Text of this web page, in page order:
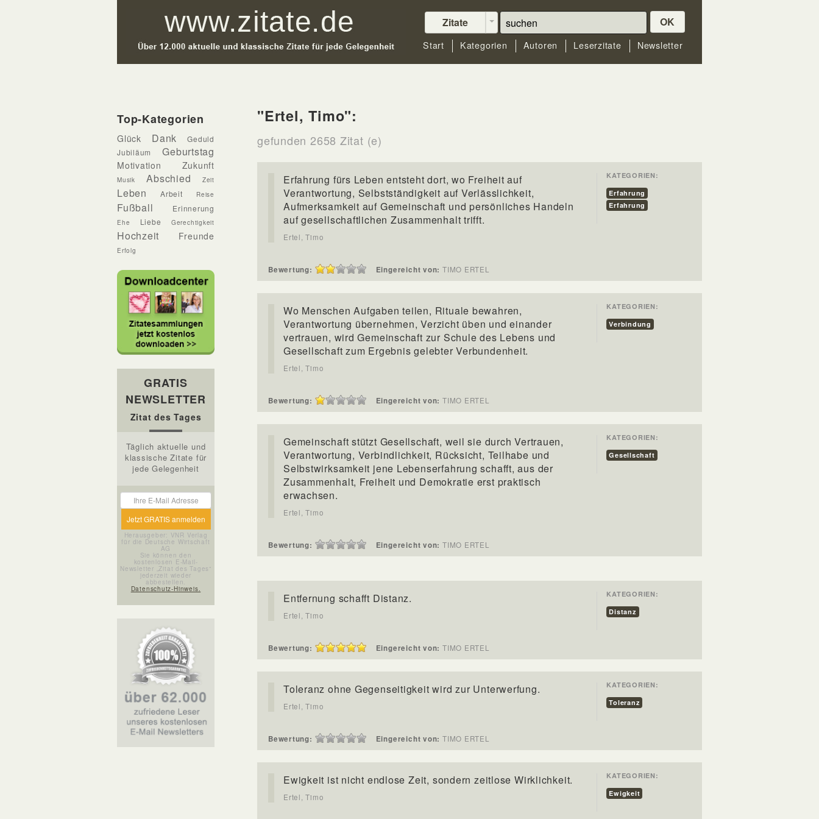
Zitate OK
Start Kategorien Autoren Leserzitate Newsletter
Top-Kategorien
Glück Dank
Geduld
Jubiläum
Geburtstag
Motivation Zukunft
Musik Abschied Zeit
Leben Arbeit Reise
Fußball Erinnerung
Ehe Liebe Gerechtigkeit
Hochzeit Freunde
Erfolg
GRATIS
NEWSLETTER
Zitat des Tages
Täglich aktuelle und
klassische Zitate für
jede Gelegenheit
Herausgeber: VNR Verlag
für die Deutsche Wirtschaft
AG
Sie können den
kostenlosen E-Mail-
Newsletter „Zitat des Tages“
jederzeit wieder
abbestellen.
Datenschutz-Hinweis.
"Ertel, Timo":
gefunden 2658 Zitat (e)
Erfahrung fürs Leben entsteht dort, wo Freiheit auf
Verantwortung, Selbstständigkeit auf Verlässlichkeit,
Aufmerksamkeit auf Gemeinschaft und persönliches Handeln
auf gesellschaftlichen Zusammenhalt trifft.
Ertel, Timo
KATEGORIEN:
Erfahrung
Erfahrung
Bewertung: Eingereicht von: TIMO ERTEL
Wo Menschen Aufgaben teilen, Rituale bewahren,
Verantwortung übernehmen, Verzicht üben und einander
vertrauen, wird Gemeinschaft zur Schule des Lebens und
Gesellschaft zum Ergebnis gelebter Verbundenheit.
Ertel, Timo
KATEGORIEN:
Verbindung
Bewertung: Eingereicht von: TIMO ERTEL
Gemeinschaft stützt Gesellschaft, weil sie durch Vertrauen,
Verantwortung, Verbindlichkeit, Rücksicht, Teilhabe und
Selbstwirksamkeit jene Lebenserfahrung schafft, aus der
Zusammenhalt, Freiheit und Demokratie erst praktisch
erwachsen.
Ertel, Timo
KATEGORIEN:
Gesellschaft
Bewertung: Eingereicht von: TIMO ERTEL
Entfernung schafft Distanz.
Ertel, Timo
KATEGORIEN:
Distanz
Bewertung: Eingereicht von: TIMO ERTEL
Toleranz ohne Gegenseitigkeit wird zur Unterwerfung.
Ertel, Timo
KATEGORIEN:
Toleranz
Bewertung: Eingereicht von: TIMO ERTEL
Ewigkeit ist nicht endlose Zeit, sondern zeitlose Wirklichkeit.
Ertel, Timo
KATEGORIEN:
Ewigkeit